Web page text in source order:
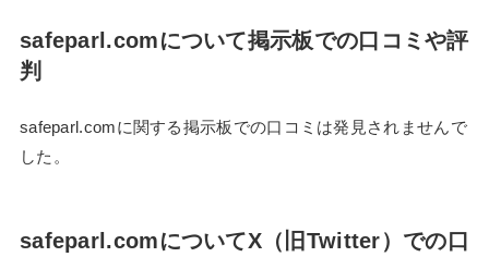
safeparl.comについて掲示板での口コミや評
判
safeparl.comに関する掲示板での口コミは発見されませんで
した。
safeparl.comについてX（旧Twitter）での口